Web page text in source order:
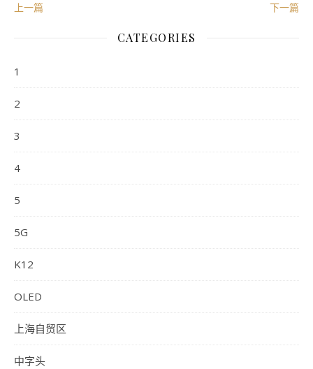
上一篇 下一篇
CATEGORIES
1
2
3
4
5
5G
K12
OLED
上海自贸区
中字头